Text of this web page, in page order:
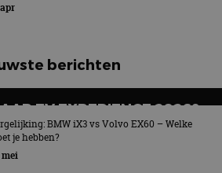
berichten
EV EXPERIENCE 2026?
HET!
24 tot 26 september
BMW iX3 vs Volvo EX60 – Welke
je hebben?